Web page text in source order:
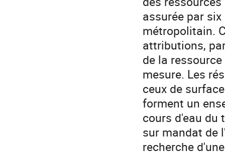
assurée par
métropolitain.
attributions,
de la
mesure. Les
ceux de
forment un
cours d'eau du
sur mandat de
recherche